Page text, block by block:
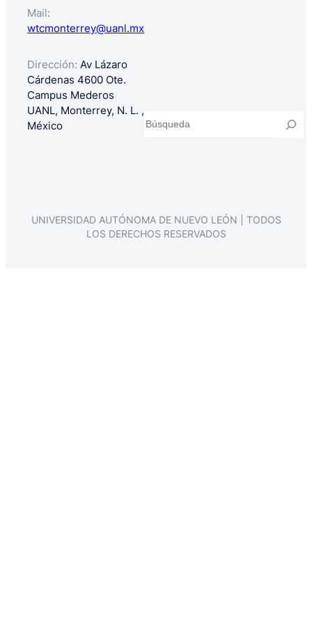
Mail:
wtcmonterrey@uanl.mx
Dirección: Av Lázaro
Cárdenas 4600 Ote.
Campus Mederos
UANL, Monterrey, N. L. ,
México
UNIVERSIDAD AUTÓNOMA DE NUEVO LEÓN | TODOS
LOS DERECHOS RESERVADOS